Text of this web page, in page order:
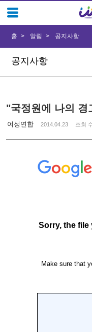
공지사항
홈 알림 공지사항
"국정원에 나의 경
여성연합 2014.04.23 조회